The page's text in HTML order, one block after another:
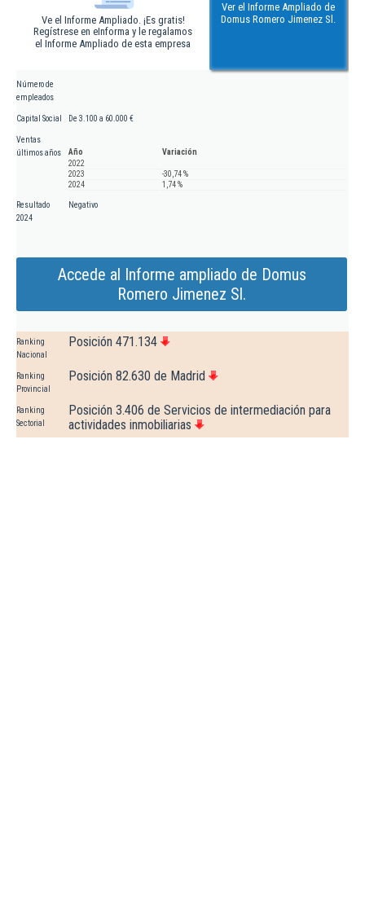
Ve el Informe Ampliado. ¡Es gratis!
Regístrese en eInforma y le regalamos
el Informe Ampliado de esta empresa
Ver el Informe Ampliado de
Domus Romero Jimenez Sl.
Número de
empleados
Capital Social De 3.100 a 60.000 €
Ventas
últimos años
Año
Variación
2022
2023
-30,74 %
2024
1,74 %
Resultado
2024
Negativo
Accede al Informe ampliado de Domus
Romero Jimenez Sl.
Ranking
Nacional
Posición 471.134
Ranking
Provincial
Posición 82.630 de Madrid
Ranking
Sectorial
Posición 3.406 de Servicios de intermediación para
actividades inmobiliarias